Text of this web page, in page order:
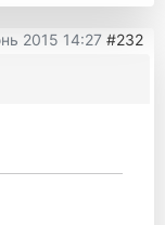
2015 14:27 #232